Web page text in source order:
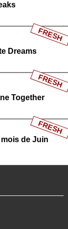
Dreams
FRESH
Together
FRESH
de Juin
FRESH